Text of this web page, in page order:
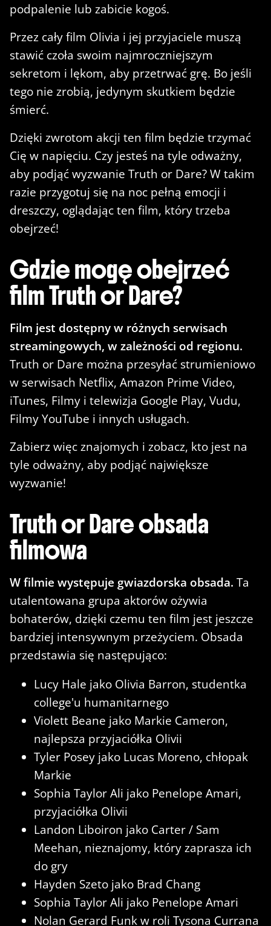
podpalenie lub zabicie kogoś.
Przez cały film Olivia i jej przyjaciele muszą
stawić czoła swoim najmroczniejszym
sekretom i lękom, aby przetrwać grę. Bo jeśli
tego nie zrobią, jedynym skutkiem będzie
śmierć.
Dzięki zwrotom akcji ten film będzie trzymać
Cię w napięciu. Czy jesteś na tyle odważny,
aby podjąć wyzwanie Truth or Dare? W takim
razie przygotuj się na noc pełną emocji i
dreszczy, oglądając ten film, który trzeba
obejrzeć!
Gdzie mogę obejrzeć
film Truth or Dare?
Film jest dostępny w różnych serwisach
streamingowych, w zależności od regionu.
Truth or Dare można przesyłać strumieniowo
w serwisach Netflix, Amazon Prime Video,
iTunes, Filmy i telewizja Google Play, Vudu,
Filmy YouTube i innych usługach.
Zabierz więc znajomych i zobacz, kto jest na
tyle odważny, aby podjąć największe
wyzwanie!
Truth or Dare obsada
filmowa
W filmie występuje gwiazdorska obsada. Ta
utalentowana grupa aktorów ożywia
bohaterów, dzięki czemu ten film jest jeszcze
bardziej intensywnym przeżyciem. Obsada
przedstawia się następująco:
Lucy Hale jako Olivia Barron, studentka
college'u humanitarnego
Violett Beane jako Markie Cameron,
najlepsza przyjaciółka Olivii
Tyler Posey jako Lucas Moreno, chłopak
Markie
Sophia Taylor Ali jako Penelope Amari,
przyjaciółka Olivii
Landon Liboiron jako Carter / Sam
Meehan, nieznajomy, który zaprasza ich
do gry
Hayden Szeto jako Brad Chang
Sophia Taylor Ali jako Penelope Amari
Nolan Gerard Funk w roli Tysona Currana